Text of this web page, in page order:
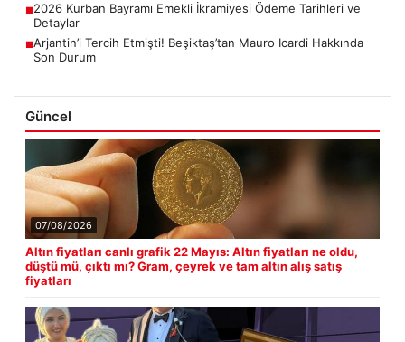
■2026 Kurban Bayramı Emekli İkramiyesi Ödeme Tarihleri ve
Detaylar
■Arjantin’i Tercih Etmişti! Beşiktaş’tan Mauro Icardi Hakkında
Son Durum
Güncel
07/08/2026
Altın fiyatları canlı grafik 22 Mayıs: Altın fiyatları ne oldu,
düştü mü, çıktı mı? Gram, çeyrek ve tam altın alış satış
fiyatları